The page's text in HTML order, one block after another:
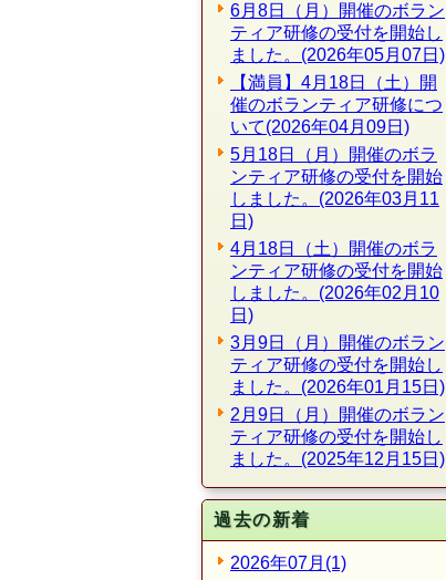
6月8日（月）開催のボラン
ティア研修の受付を開始し
ました。(2026年05月07日)
【満員】4月18日（土）開
催のボランティア研修につ
いて(2026年04月09日)
5月18日（月）開催のボラ
ンティア研修の受付を開始
しました。(2026年03月11
日)
4月18日（土）開催のボラ
ンティア研修の受付を開始
しました。(2026年02月10
日)
3月9日（月）開催のボラン
ティア研修の受付を開始し
ました。(2026年01月15日)
2月9日（月）開催のボラン
ティア研修の受付を開始し
ました。(2025年12月15日)
過去の新着
2026年07月(1)